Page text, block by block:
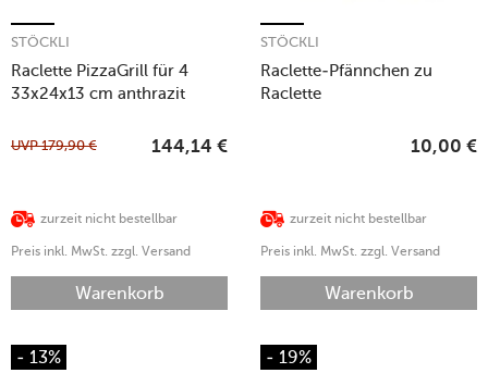
Raclette PizzaGrill für 4
33x24x13 cm anthrazit
STÖCKLI
zurzeit nicht bestellbar
UVP179,90 € 144,14 €
Preis inkl. MwSt. zzgl. Versand
Warenkorb
Raclette-Pfännchen zu
Raclette
Grill 2er-Set anthrazit
STÖCKLI
zurzeit nicht bestellbar
10,00 €
Preis inkl. MwSt. zzgl. Versand
Warenkorb
- 13% - 19%